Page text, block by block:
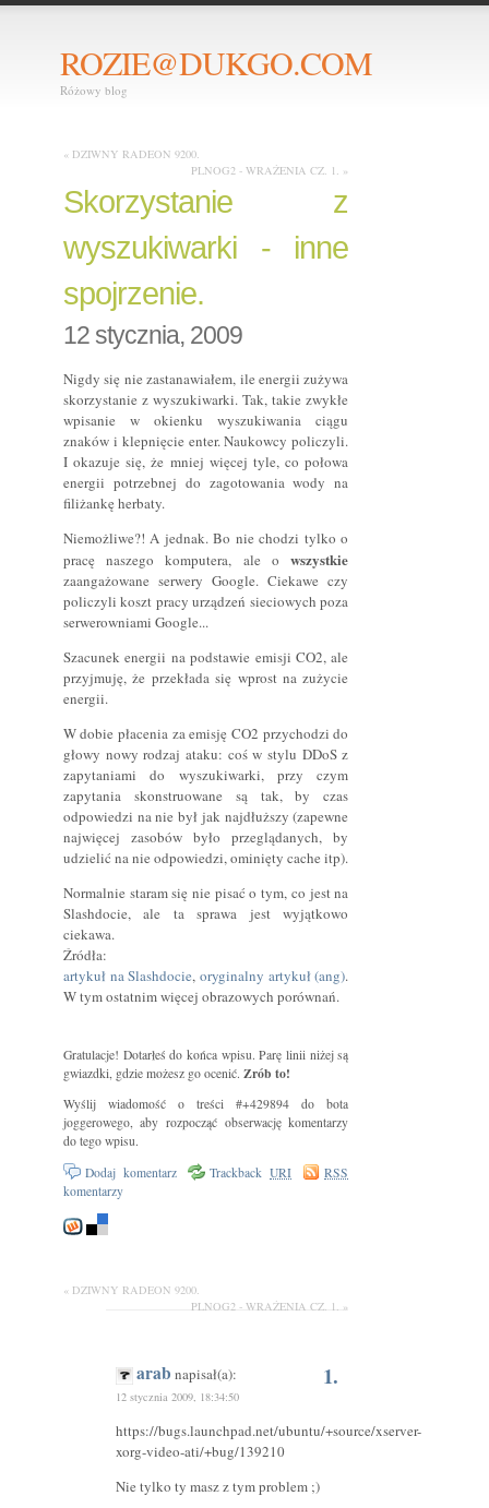
ROZIE@DUKGO.COM
Różowy blog
« DZIWNY RADEON 9200.
PLNOG2 - WRAŻENIA CZ. 1. »
Skorzystanie z
wyszukiwarki - inne
spojrzenie.
12 stycznia, 2009
Nigdy się nie zastanawiałem, ile energii zużywa
skorzystanie z wyszukiwarki. Tak, takie zwykłe
wpisanie w okienku wyszukiwania ciągu
znaków i klepnięcie enter. Naukowcy policzyli.
I okazuje się, że mniej więcej tyle, co połowa
energii potrzebnej do zagotowania wody na
filiżankę herbaty.
Niemożliwe?! A jednak. Bo nie chodzi tylko o
pracę naszego komputera, ale owszystkie
zaangażowane serwery Google. Ciekawe czy
policzyli koszt pracy urządzeń sieciowych poza
serwerowniami Google...
Szacunek energii na podstawie emisji CO2, ale
przyjmuję, że przekłada się wprost na zużycie
energii.
W dobie płacenia za emisję CO2 przychodzi do
głowy nowy rodzaj ataku: coś w stylu DDoS z
zapytaniami do wyszukiwarki, przy czym
zapytania skonstruowane są tak, by czas
odpowiedzi na nie był jak najdłuższy (zapewne
najwięcej zasobów było przeglądanych, by
udzielić na nie odpowiedzi, ominięty cache itp).
Normalnie staram się nie pisać o tym, co jest na
Slashdocie, ale ta sprawa jest wyjątkowo
ciekawa.
Źródła:
artykuł na Slashdocie, oryginalny artykuł (ang).
W tym ostatnim więcej obrazowych porównań.
Gratulacje! Dotarłeś do końca wpisu. Parę linii niżej są
gwiazdki, gdzie możesz go ocenić. Zrób to!
Wyślij wiadomość o treści #+429894 do bota
joggerowego, aby rozpocząć obserwację komentarzy
do tego wpisu.
Dodaj komentarz
TrackbackURI
RSS
komentarzy
« DZIWNY RADEON 9200.
PLNOG2 - WRAŻENIA CZ. 1. »
1.
arab napisał(a):
12 stycznia 2009, 18:34:50
https://bugs.launchpad.net/ubuntu/+source/xserver-
xorg-video-ati/+bug/139210
Nie tylko ty masz z tym problem ;)